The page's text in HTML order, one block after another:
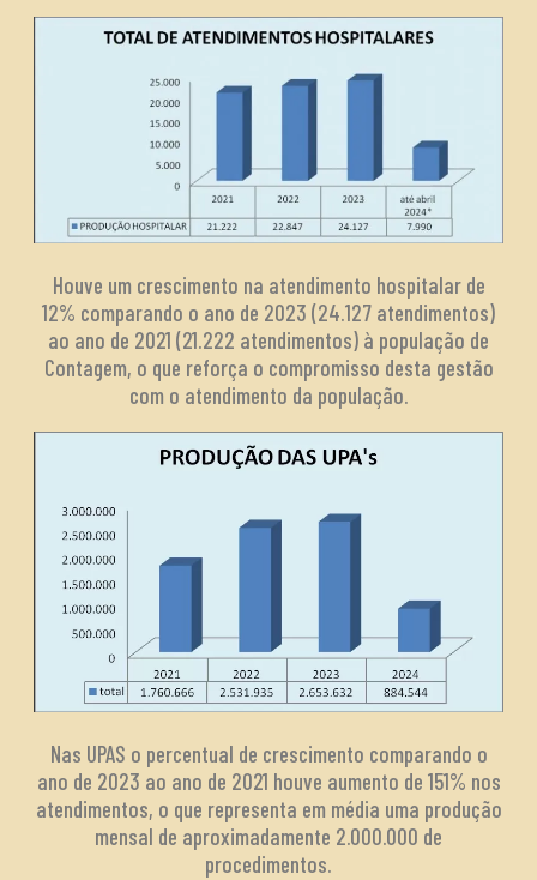
Houve um crescimento na atendimento hospitalar de
12% comparando o ano de 2023 (24.127 atendimentos)
ao ano de 2021 (21.222 atendimentos) à população de
Contagem, o que reforça o compromisso desta gestão
com o atendimento da população.
Nas UPAS o percentual de crescimento comparando o
ano de 2023 ao ano de 2021 houve aumento de 151% nos
atendimentos, o que representa em média uma produção
mensal de aproximadamente 2.000.000 de
procedimentos.